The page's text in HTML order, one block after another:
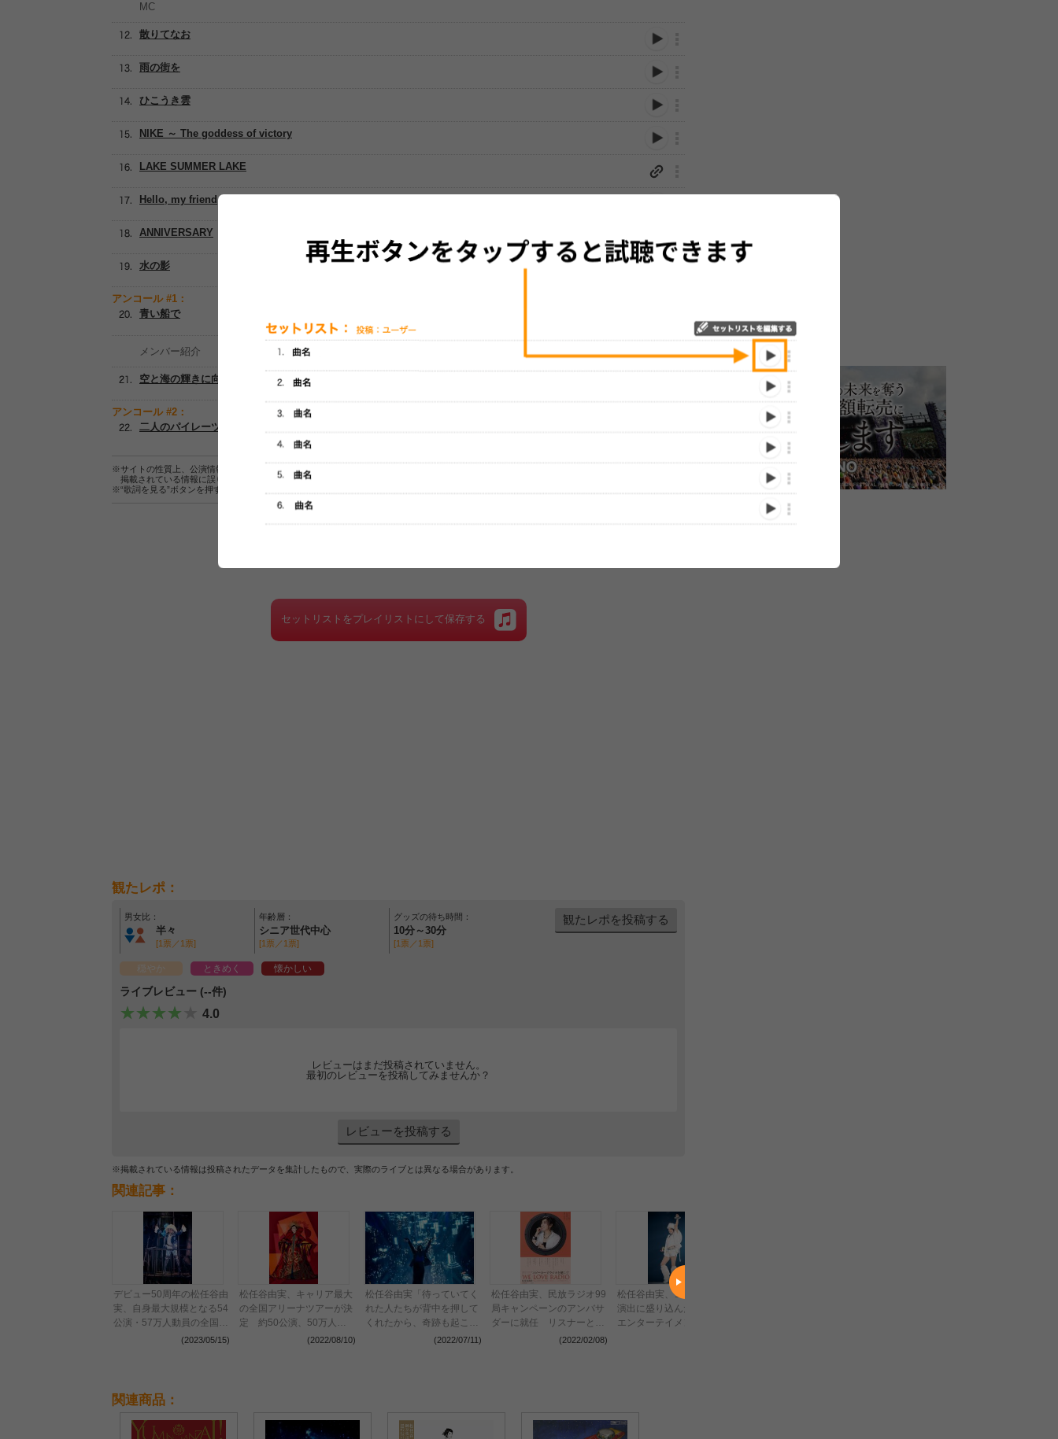
MC
散りてなお
雨の街を
ひこうき雲
NIKE ～ The goddess of victory
LAKE SUMMER LAKE
Hello, my friend
ANNIVERSARY
水の影
アンコール #1：
青い船で
メンバー紹介
空と海の輝きに向けて
アンコール #2：
二人のパイレーツ
※サイトの性質上、公演情報およびセットリスト情報の正確性は保証されませんので、あらかじめご了承ください。
掲載されている情報に誤りがある場合は、 こちらよりご連絡をお願い致します。
※“歌詞を見る”ボタンを押すと、株式会社ページワンが運営する歌詞サイト「
セットリストをプレイリストにして保存する
観たレポ：
男女比：
半々
[1票／1票]
年齢層：
シニア世代中心
[1票／1票]
グッズの待ち時間：
10分～30分
[1票／1票]
観たレポを投稿する
穏やか ときめく 懐かしい
ライブレビュー (--件)
4.0
レビューはまだ投稿されていません。
最初のレビューを投稿してみませんか？
レビューを投稿する
※掲載されている情報は投稿されたデータを集計したもので、実際のライブとは異なる場合があります。
関連記事：
デビュー50周年の松任谷由
実、自身最大規模となる54
公演・57万人動員の全国ア
リーナツアーがぴあアリー
(2023/05/15)
松任谷由実、キャリア最大
の全国アリーナツアーが決
定 約50公演、50万人を
(2022/08/10)
松任谷由実「待っていてく
れた人たちが背中を押して
くれたから、奇跡も起こせ
(2022/07/11)
松任谷由実、民放ラジオ99
局キャンペーンのアンバサ
ダーに就任 リスナーと作
るリクエストベストアルバ
(2022/02/08)
松任谷由実、コロナ対策を
演出に盛り込んだ近未来の
エンターテイメントが開
関連商品：